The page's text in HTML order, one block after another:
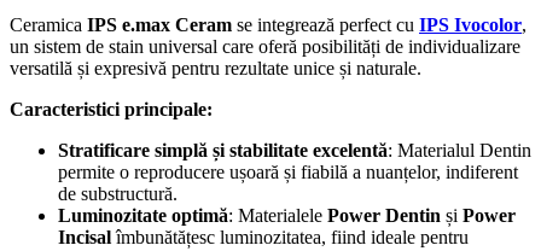
Ceramica IPS e.max Ceram se integrează perfect cu IPS Ivocolor,
un sistem de stain universal care oferă posibilități de individualizare
versatilă și expresivă pentru rezultate unice și naturale.
Caracteristici principale:
Stratificare simplă și stabilitate excelentă: Materialul Dentin
permite o reproducere ușoară și fiabilă a nuanțelor, indiferent
de substructură.
Luminozitate optimă: Materialele Power Dentin și Power
Incisalîmbunătățesc luminozitatea, fiind ideale pentru